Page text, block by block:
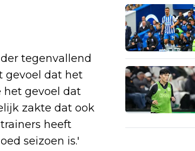
tegenvallend
gevoel dat het
het gevoel dat
zakte dat ook
heeft
seizoen is.'